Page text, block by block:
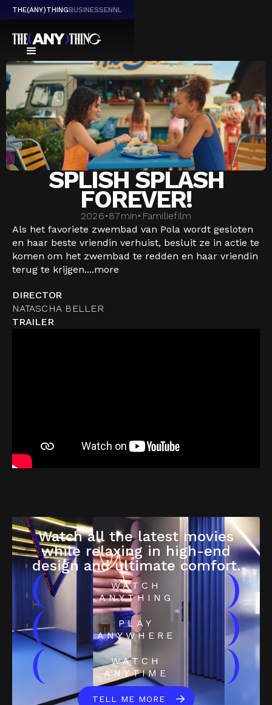
THE(ANY)THINGBUSINESSENNL
SPLISH SPLASH
FOREVER!
2026•87min• Familiefilm
Als het favoriete zwembad van Pola wordt gesloten
en haar beste vriendin verhuist, besluit ze in actie te
komen om het zwembad te redden en haar vriendin
terug te krijgen....more
DIRECTOR
NATASCHA BELLER
TRAILER
Watch all the latest movies
while relaxing in high-end
design and ultimate comfort.
(
WATCH
ANYTHING
)
(
PLAY
ANYWHERE
)
(
WATCH
ANYTIME
)
TELL ME MORE